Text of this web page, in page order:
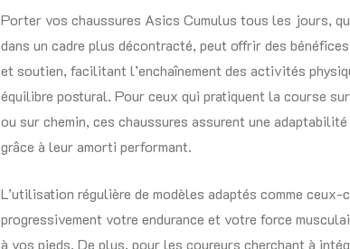
Porter vos chaussures Asics Cumulus tous les jours,
dans un cadre plus décontracté, peut offrir des
et soutien, facilitant l’enchaînement des activités
équilibre postural. Pour ceux qui pratiquent la course
ou sur chemin, ces chaussures assurent une
grâce à leur amorti performant.
L’utilisation régulière de modèles adaptés comme
progressivement votre endurance et votre force
à vos pieds. De plus, pour les coureurs cherchant à